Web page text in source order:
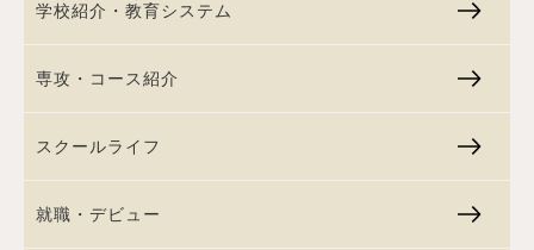
学校紹介・教育システム
専攻・コース紹介
スクールライフ
就職・デビュー